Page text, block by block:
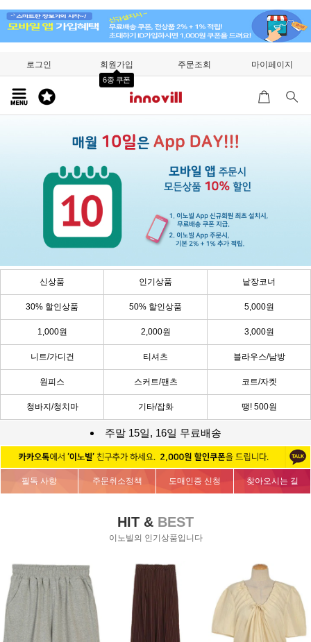
로그인 회원가입
6종 쿠폰
주문조회 마이페이지
신상품 인기상품 낱장코너
30% 할인상품 50% 할인상품 5,000원
1,000원 2,000원 3,000원
니트/가디건 티셔츠 블라우스/남방
원피스 스커트/팬츠 코트/자켓
청바지/청치마 기타/잡화 땡! 500원
주말 15일, 16일 무료배송
필독 사항 주문취소정책 도매인증 신청 찾아오시는 길
HIT & BEST
이노빌의 인기상품입니다